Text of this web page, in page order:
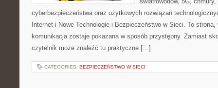
cyberbezpieczeństwa oraz użytkowych rozwiązań
Internet i Nowe Technologie i Bezpieczeństwo w Sieci. To
komunikacja zostaje pokazana w sposób przystępny. Zamiast
czytelnik może znaleźć tu praktyczne […]
CATEGORIES: BEZPIECZEŃSTWO W SIECI